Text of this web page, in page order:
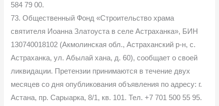
584 79 00.
73. Общественный Фонд «Строительство храма
святителя Иоанна Златоуста в селе Астраханка», БИН
130740018102 (Акмолинская обл., Астраханский р-н, с.
Астраханка, ул. Абылай хана, д. 60), сообщает о своей
ликвидации. Претензии принимаются в течение двух
месяцев со дня опубликования объявления по адресу: г.
Астана, пр. Сарыарка, 8/1, кв. 101. Тел. +7 701 500 55 95.